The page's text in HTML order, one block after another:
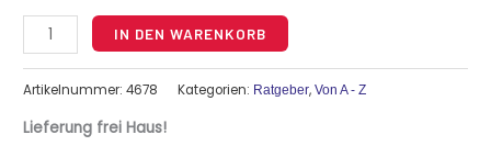
IN DEN WARENKORB
Artikelnummer:4678 Kategorien: Ratgeber,Von A - Z
Lieferung frei Haus!